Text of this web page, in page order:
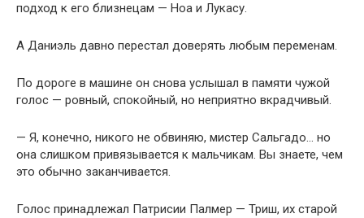
подход к его близнецам — Ноа и Лукасу.
А Даниэль давно перестал доверять любым переменам.
По дороге в машине он снова услышал в памяти чужой
голос — ровный, спокойный, но неприятно вкрадчивый.
— Я, конечно, никого не обвиняю, мистер Сальгадо… но
она слишком привязывается к мальчикам. Вы знаете, чем
это обычно заканчивается.
Голос принадлежал Патрисии Палмер — Триш, их старой